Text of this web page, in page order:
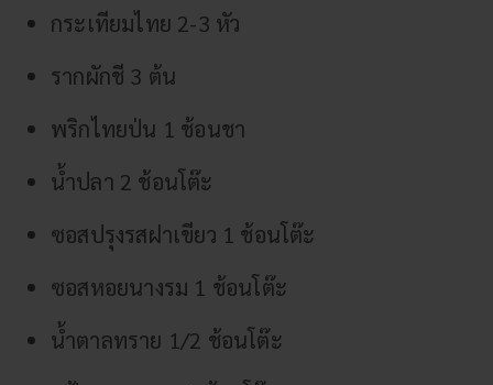
กระเทียมไทย 2-3 หัว
รากผักชี 3 ต้น
พริกไทยป่น 1 ช้อนชา
น้ำปลา 2 ช้อนโต๊ะ
ซอสปรุงรสฝาเขียว 1 ช้อนโต๊ะ
ซอสหอยนางรม 1 ช้อนโต๊ะ
น้ำตาลทราย 1/2 ช้อนโต๊ะ